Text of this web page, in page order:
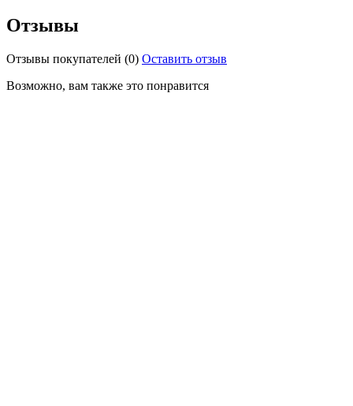
Отзывы
Отзывы покупателей (0) Оставить отзыв
Возможно, вам также это понравится